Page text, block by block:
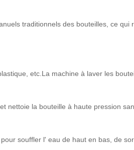
traditionnels des bouteilles, ce qui
etc. La machine à laver les
nettoie la bouteille à haute pression
souffler l' eau de haut en bas, de